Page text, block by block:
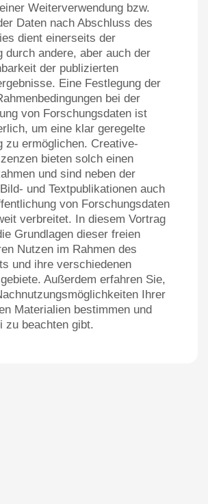
Weiterverwendung bzw.
Daten nach Abschluss des
dient einerseits der
durch andere, aber auch der
der publizierten
Eine Festlegung der
bei der
von Forschungsdaten ist
um eine klar geregelte
zu ermöglichen. Creative-
bieten solch einen
und sind neben der
und Textpublikationen auch
von Forschungsdaten
verbreitet. In diesem Vortrag
Grundlagen dieser freien
Nutzen im Rahmen des
und ihre verschiedenen
Außerdem erfahren Sie,
Ihrer
Materialien bestimmen und
zu beachten gibt.